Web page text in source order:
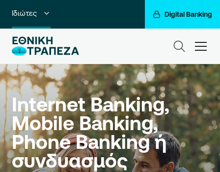
Ιδιώτες Digital Banking
Premium Banking
Private Banking
Business Banking
Corporate & Investment Banking
Go For More
Ο Όμιλός μας
Internet Banking,
Mobile Banking,
Phone Banking ή
συνδυασμός